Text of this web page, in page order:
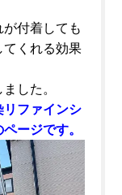
付着しても
くれる効果
した。
ファインシ
ージです。